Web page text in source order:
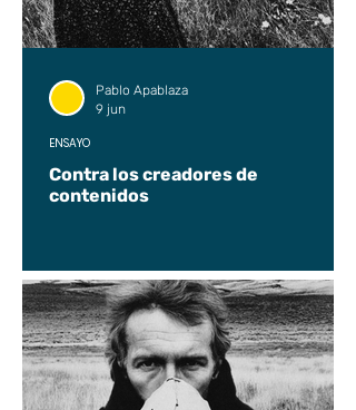
Contra los creadores de
contenidos
ENSAYO
Pablo Apablaza
9 jun